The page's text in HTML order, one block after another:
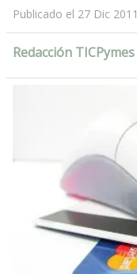
Publicado el 27 Dic 2011
Redacción TICPymes